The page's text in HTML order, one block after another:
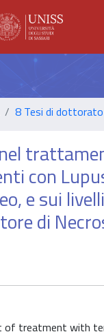
8 Tesi di dottorato
con
e sui
di
treatment with